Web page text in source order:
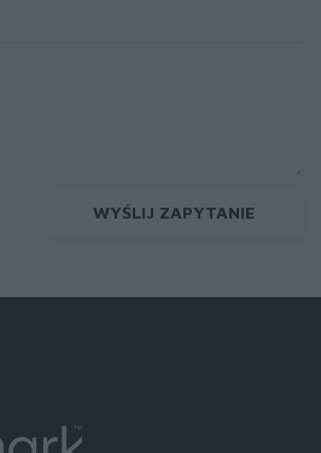
WYŚLIJ ZAPYTANIE